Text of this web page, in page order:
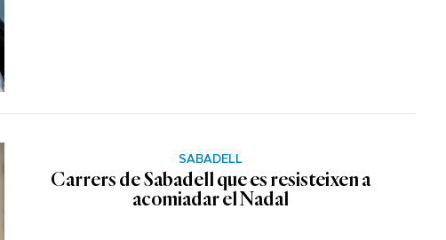
SABADELL
Carrers de Sabadell que es resisteixen a
acomiadar el Nadal